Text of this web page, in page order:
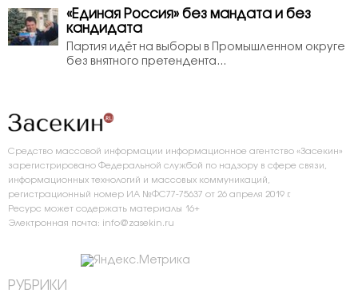
«Единая Россия» без мандата и без
кандидата
Партия идёт на выборы в Промышленном округе
без внятного претендента...
Средство массовой информации информационное агентство «Засекин»
зарегистрировано Федеральной службой по надзору в сфере связи,
информационных технологий и массовых коммуникаций,
регистрационный номер ИА №ФС77-75637 от 26 апреля 2019 г.
Ресурс может содержать материалы 16+
Электронная почта: info@zasekin.ru
РУБРИКИ